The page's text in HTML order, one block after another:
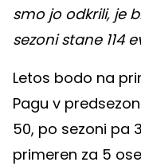
smo jo odkrili, je
sezoni stane 114
Letos bodo na
Pagu v
50, po sezoni pa
primeren za 5